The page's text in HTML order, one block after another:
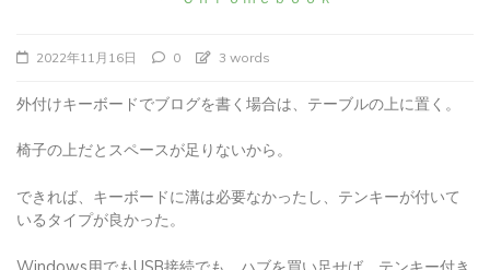
2022年11月16日 3 words
外付けキーボードでブログを書く場合は、テーブルの上に置く。
椅子の上だとスペースが足りないから。
できれば、キーボードに溝は必要なかったし、テンキーが付いて
いるタイプが良かった。
Windows用でもUSB接続でも、ハブを買い足せば、テンキー付き